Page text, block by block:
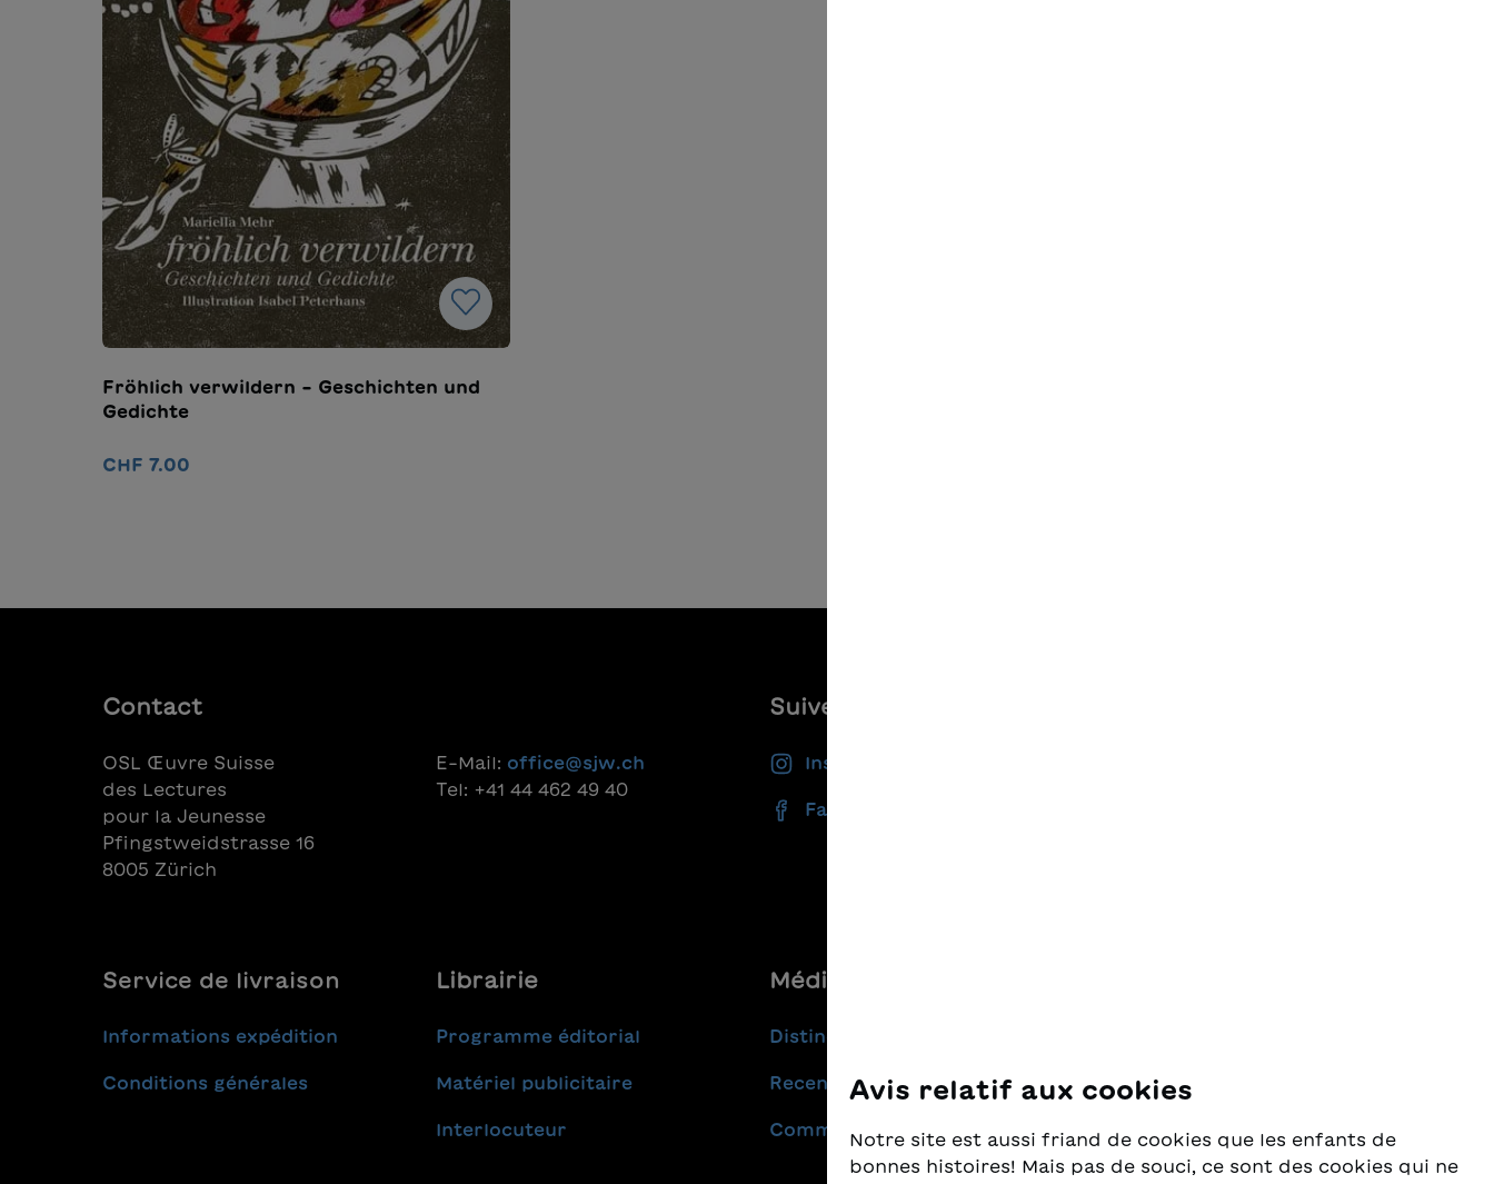
Fröhlich verwildern – Geschichten und
Gedichte
CHF 7.00
Contact
OSL Œuvre Suisse
des Lectures
pour la Jeunesse
Pfingstweidstrasse 16
8005 Zürich
E-Mail: office@sjw.ch
Tel: +41 44 462 49 40
Suivez-nous
Instagram
Facebook
Service de livraison
Informations expédition
Conditions générales
Librairie
Programme éditorial
Matériel publicitaire
Interlocuteur
Médias
Distinctions
Recensions
Communiqués de presse
Avis relatif aux cookies
Notre site est aussi friand de cookies que les enfants de
bonnes histoires! Mais pas de souci, ce sont des cookies qui ne